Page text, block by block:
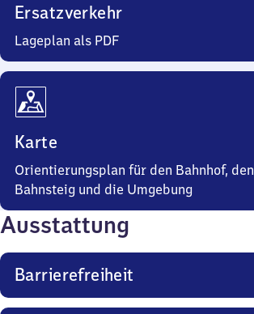
Ersatzverkehr
Lageplan als PDF
Karte
Orientierungsplan für den Bahnhof, den
Bahnsteig und die Umgebung
Ausstattung
Barrierefreiheit